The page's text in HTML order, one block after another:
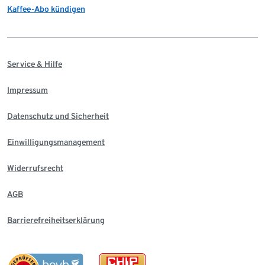
Kaffee-Abo kündigen
Service & Hilfe
Impressum
Datenschutz und Sicherheit
Einwilligungsmanagement
Widerrufsrecht
AGB
Barrierefreiheitserklärung